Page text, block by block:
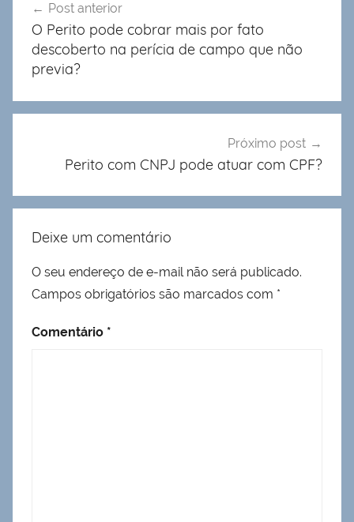
de
Post
Post anterior
O Perito pode cobrar mais por fato
descoberto na perícia de campo que não
previa?
Próximo post
Perito com CNPJ pode atuar com CPF?
Deixe um comentário
O seu endereço de e-mail não será publicado.
Campos obrigatórios são marcados com *
Comentário *